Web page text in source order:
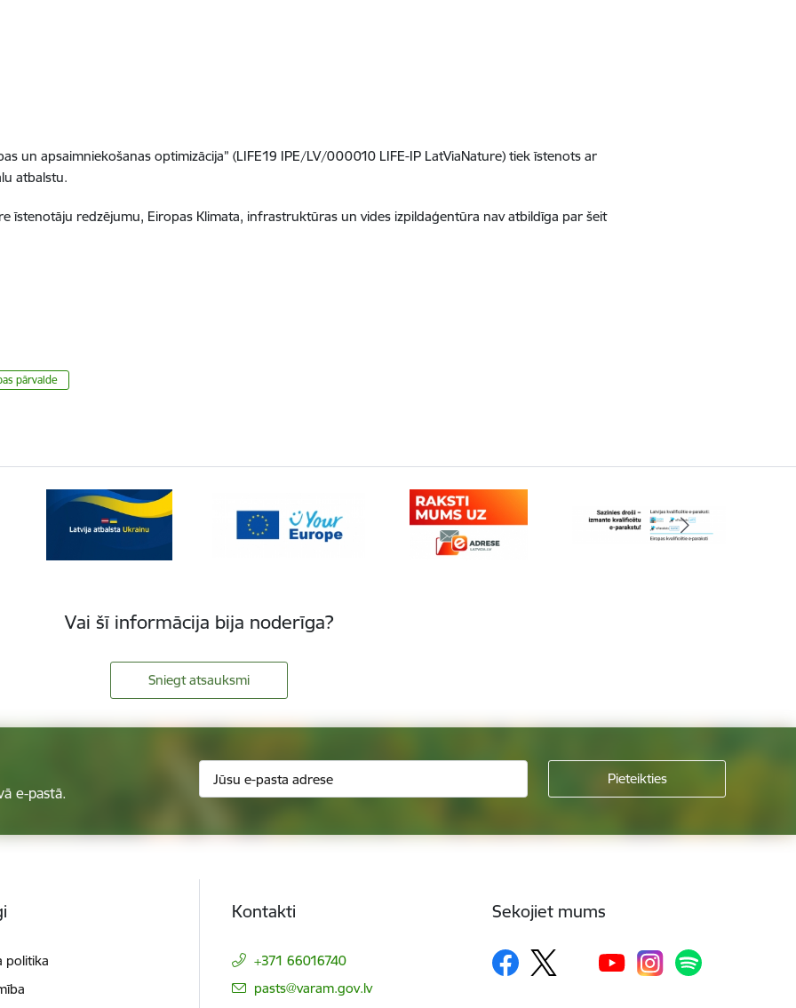
un apsaimniekošanas optimizācija” (LIFE19 IPE/LV/000010 LIFE-IP LatViaNature) tiek īstenots ar
atbalstu.
īstenotāju redzējumu, Eiropas Klimata, infrastruktūras un vides izpildaģentūra nav atbildīga par šeit
pārvalde
Vai šī informācija bija noderīga?
Sniegt atsauksmi
e-pastā.
politika
Kontakti
+371 66016740
E-pasts:
pasts@varam.gov.lv
Sekojiet mums